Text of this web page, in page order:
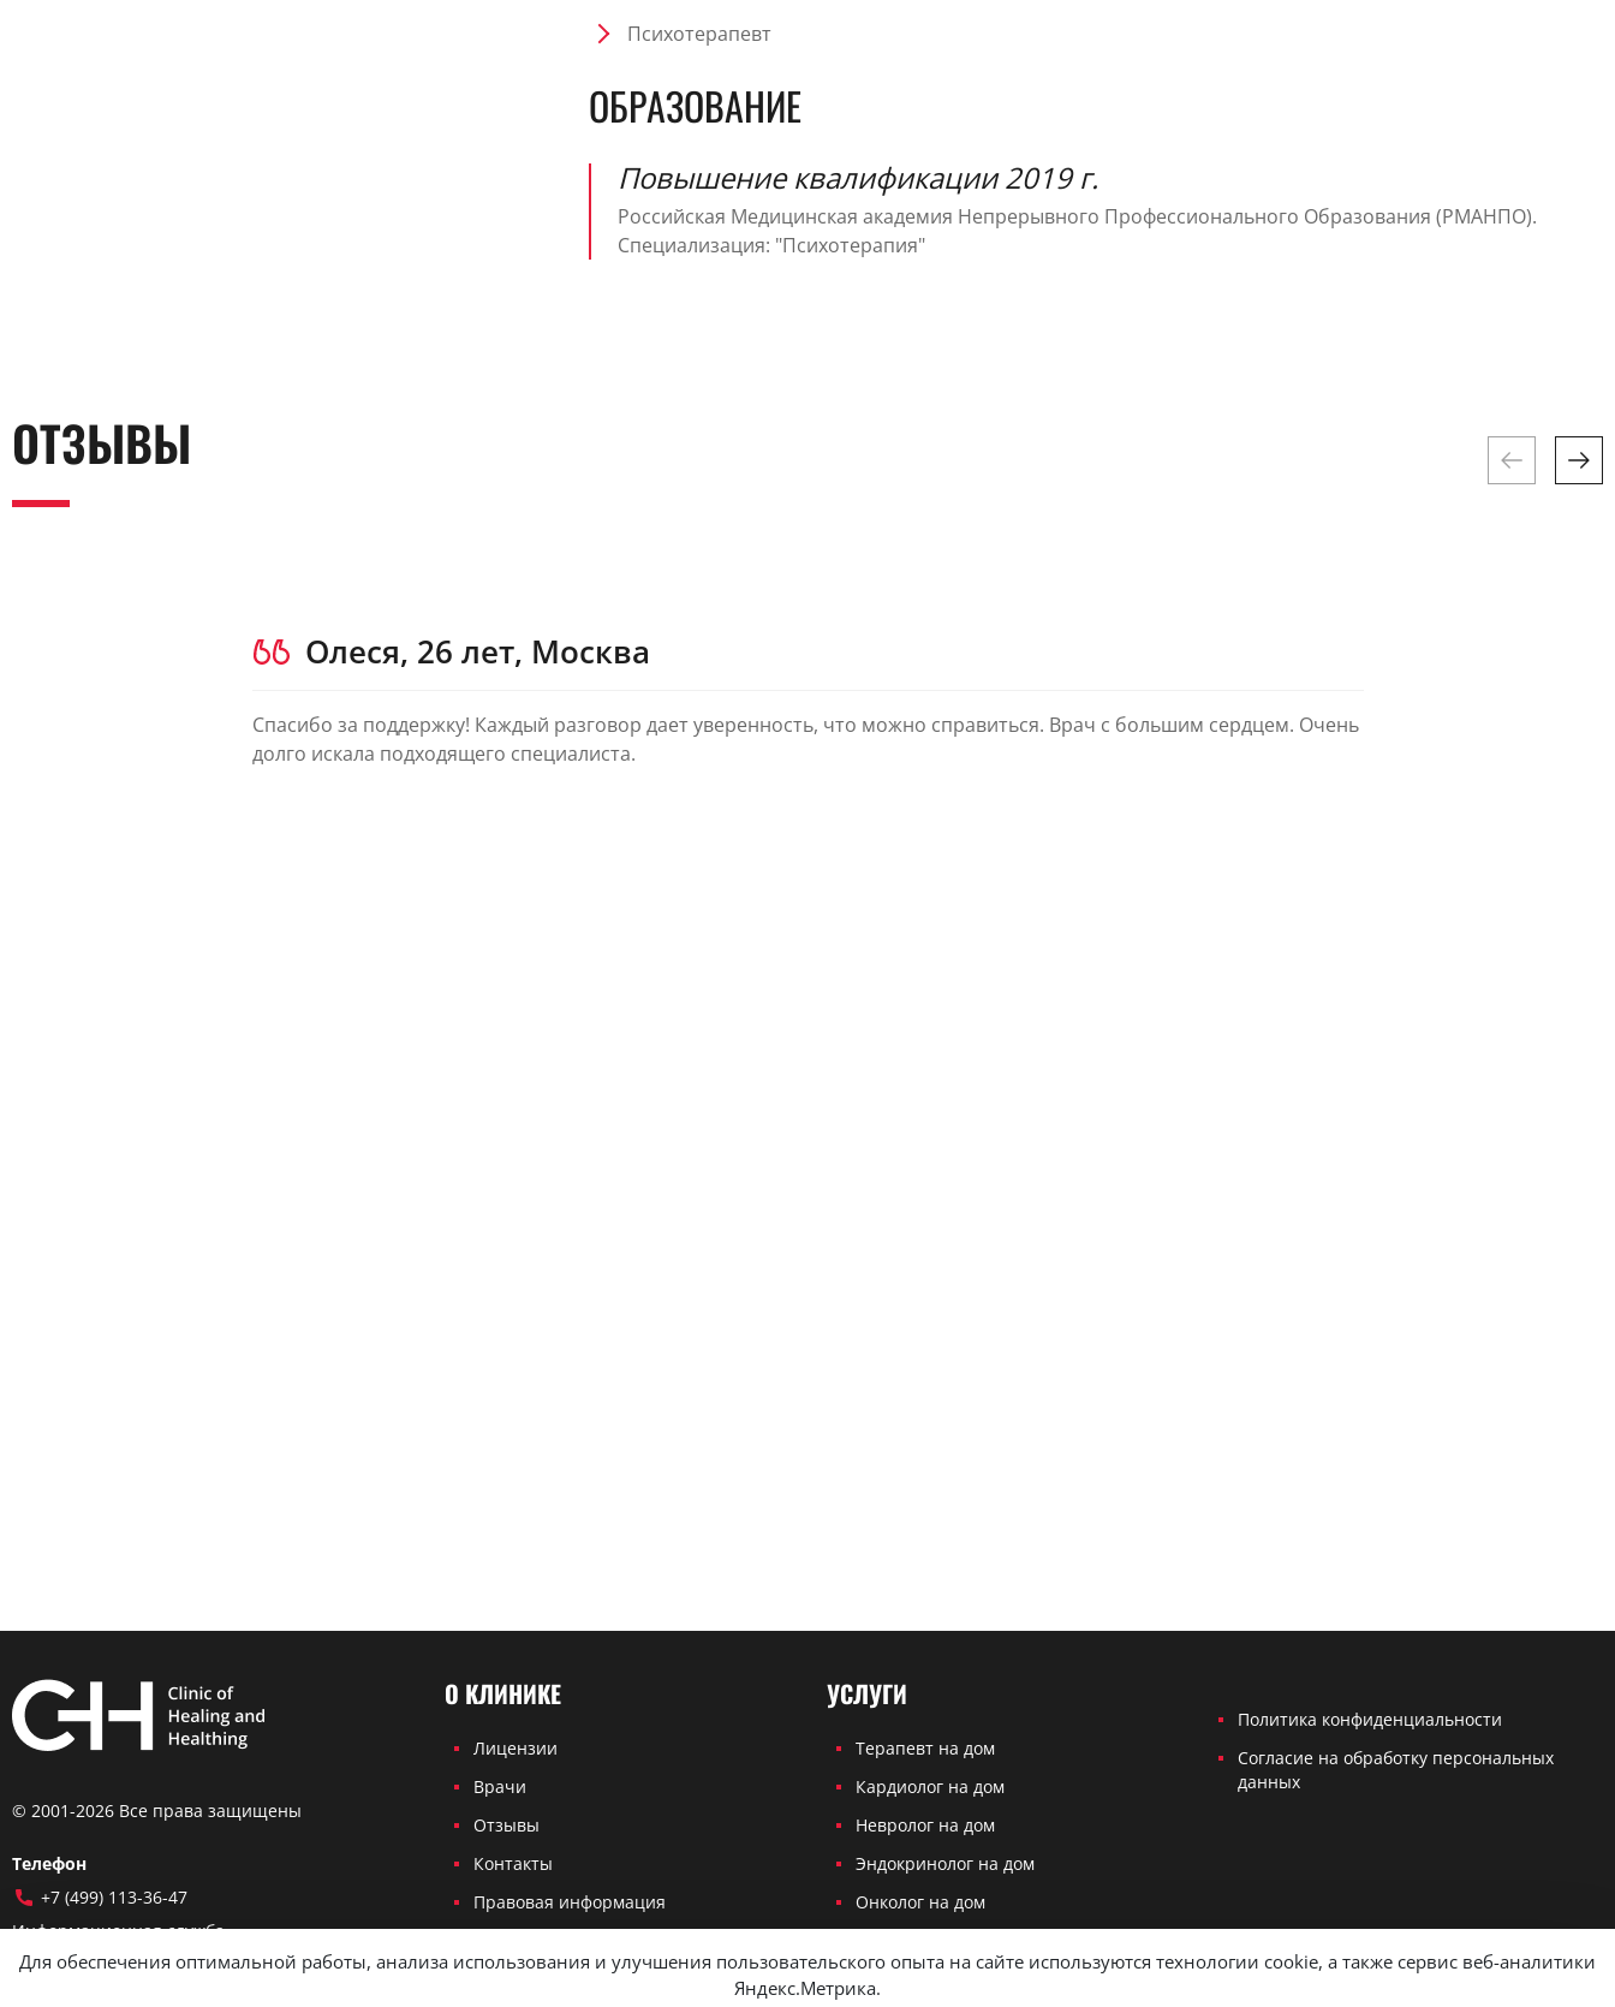
Психотерапевт
ОБРАЗОВАНИЕ
Повышение квалификации 2019 г.
Российская Медицинская академия Непрерывного Профессионального Образования (РМАНПО).
Специализация: "Психотерапия"
ОТЗЫВЫ
Олеся, 26 лет, Москва
Спасибо за поддержку! Каждый разговор дает уверенность, что можно справиться. Врач с большим сердцем. Очень
долго искала подходящего специалиста.
© 2001-2026 Все права защищены
Телефон
+7 (499) 113-36-47
Информационная служба
admin@chh.ru
О КЛИНИКЕ
Лицензии
Врачи
Отзывы
Контакты
Правовая информация
УСЛУГИ
Терапевт на дом
Кардиолог на дом
Невролог на дом
Эндокринолог на дом
Онколог на дом
Политика конфиденциальности
Согласие на обработку персональных
данных
Для обеспечения оптимальной работы, анализа использования и улучшения пользовательского опыта на сайте используются технологии cookie, а также сервис веб-аналитики
Яндекс.Метрика.